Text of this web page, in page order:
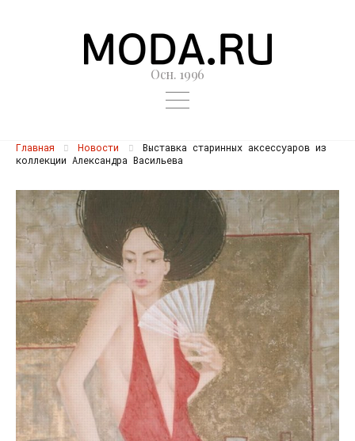
Осн. 1996
Главная Новости
Выставка старинных аксессуаров из
коллекции Александра Васильева